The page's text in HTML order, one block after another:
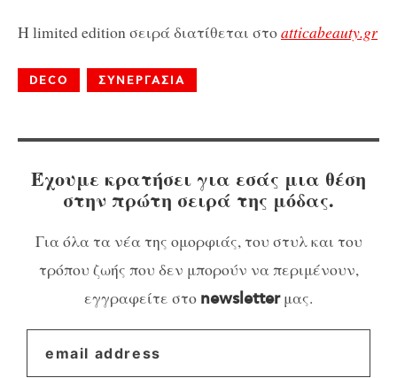
Η limited edition σειρά διατίθεται στοatticabeauty.gr
DECO ΣΥΝΕΡΓΑΣΙΑ
Έχουμε κρατήσει για εσάς μια θέση
στην πρώτη σειρά της μόδας.
Για όλα τα νέα της ομορφιάς, του στυλ και του
τρόπου ζωής που δεν μπορούν να περιμένουν,
εγγραφείτε στο newsletterμας.